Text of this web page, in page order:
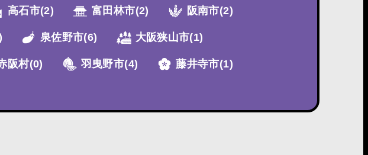
高石市(2) 富田林市(2) 阪南市(2)
泉佐野市(6) 大阪狭山市(1)
阪村(0) 羽曳野市(4) 藤井寺市(1)